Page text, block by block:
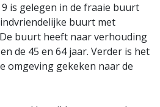
is gelegen in de fraaie buurt
buurt met
buurt heeft naar verhouding
de 45 en 64 jaar. Verder is het
omgeving gekeken naar de